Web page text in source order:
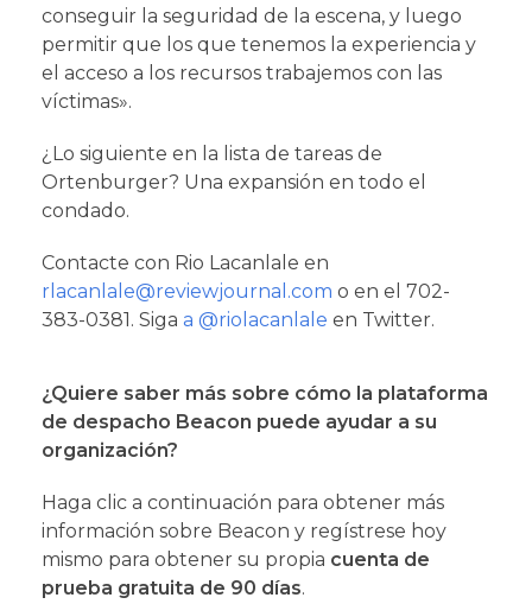
conseguir la seguridad de la escena, y luego
permitir que los que tenemos la experiencia y
el acceso a los recursos trabajemos con las
víctimas».
¿Lo siguiente en la lista de tareas de
Ortenburger? Una expansión en todo el
condado.
Contacte con Rio Lacanlale en
rlacanlale@reviewjournal.com o en el 702-
383-0381. Siga a @riolacanlale en Twitter.
¿Quiere saber más sobre cómo la plataforma
de despacho Beacon puede ayudar a su
organización?
Haga clic a continuación para obtener más
información sobre Beacon y regístrese hoy
mismo para obtener su propia cuenta de
prueba gratuita de 90 días.